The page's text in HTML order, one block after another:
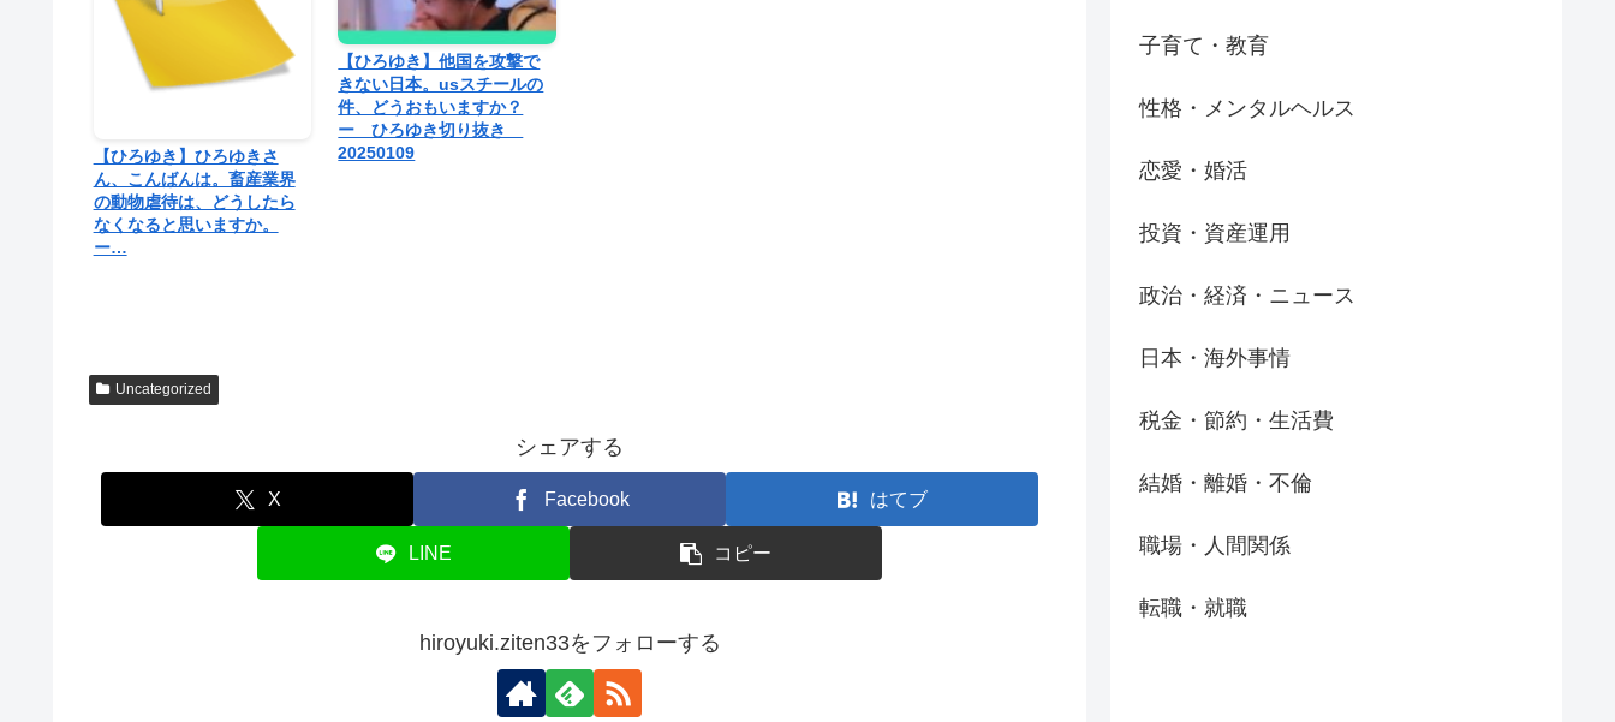
【ひろゆき】ひろゆきさ
ん、こんばんは。畜産業界
の動物虐待は、どうしたら
なくなると思いますか。
ー…
【ひろゆき】他国を攻撃で
きない日本。usスチールの
件、どうおもいますか？
ー ひろゆき切り抜き
20250109
Uncategorized
シェアする
X Facebook はてブ
LINE コピー
hiroyuki.ziten33をフォローする
子育て・教育
性格・メンタルヘルス
恋愛・婚活
投資・資産運用
政治・経済・ニュース
日本・海外事情
税金・節約・生活費
結婚・離婚・不倫
職場・人間関係
転職・就職